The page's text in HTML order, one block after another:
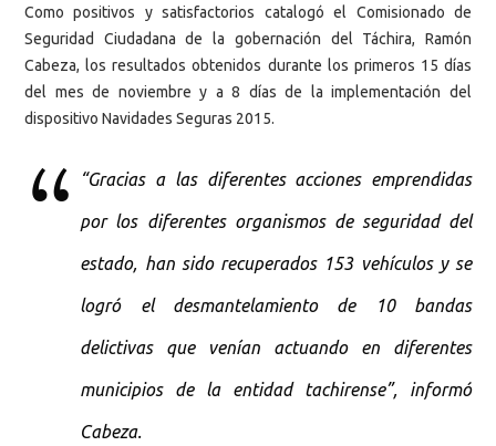
Como positivos y satisfactorios catalogó el Comisionado de
Seguridad Ciudadana de la gobernación del Táchira, Ramón
Cabeza, los resultados obtenidos durante los primeros 15 días
del mes de noviembre y a 8 días de la implementación del
dispositivo Navidades Seguras 2015.
“Gracias a las diferentes acciones emprendidas
por los diferentes organismos de seguridad del
estado, han sido recuperados 153 vehículos y se
logró el desmantelamiento de 10 bandas
delictivas que venían actuando en diferentes
municipios de la entidad tachirense”, informó
Cabeza.